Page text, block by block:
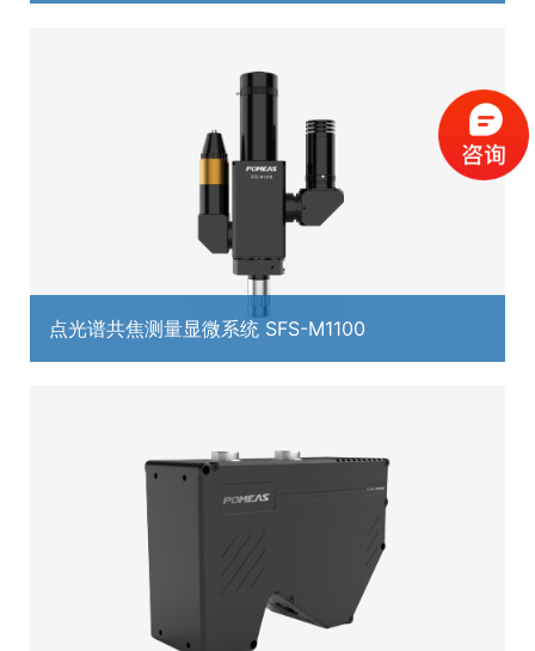
点光谱共焦测量显微系统 SFS-M1100